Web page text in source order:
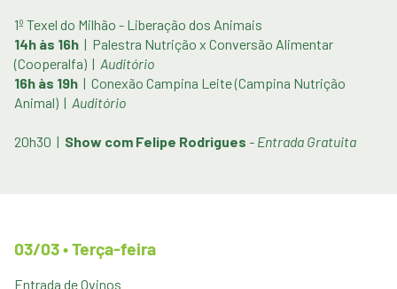
1º Texel do Milhão - Liberação dos Animais
14h às 16h | Palestra Nutrição x Conversão Alimentar
(Cooperalfa) | Auditório
16h às 19h | Conexão Campina Leite (Campina Nutrição
Animal) | Auditório
20h30 | Show com Felipe Rodrigues - Entrada Gratuita
03/03 • Terça-feira
Entrada de Ovinos